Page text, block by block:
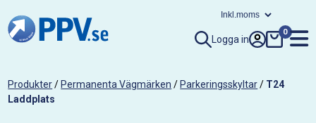
Logga in
0
Produkter/ Permanenta Vägmärken / Parkeringsskyltar/ T24
Laddplats